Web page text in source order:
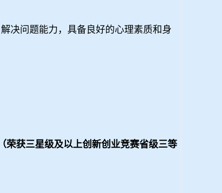
决问题能力，具备良好的心理素质和身
荣获三星级及以上创新创业竞赛省级三等